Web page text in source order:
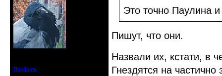
Профиль
Это точно Паулина
Пишут, что они.
Назвали их, кстати, в
Гнездятся на